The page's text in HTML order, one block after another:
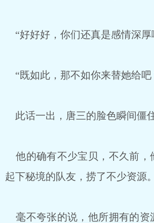
“好好好，你们还真是感情深厚
“既如此，那不如你来替她给吧
此话一出，唐三的脸色瞬间僵住
他的确有不少宝贝，不久前，
起下秘境的队友，捞了不少资源。
毫不夸张的说，他所拥有的资